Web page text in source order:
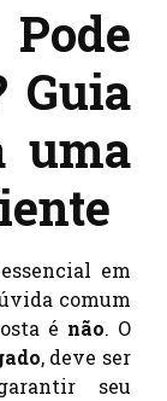
Guia
uma
em
comum
é não. O
, deve ser
seu